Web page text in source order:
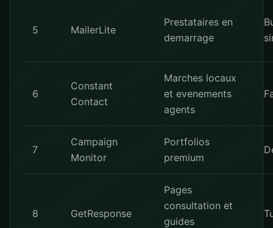
5 MailerLite
Prestataires en
demarrage
6
Constant
Contact
Marches locaux
et evenements
agents
7
Campaign
Monitor
Portfolios
premium
8 GetResponse
Pages
consultation et
guides